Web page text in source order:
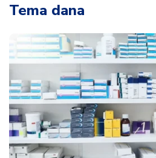
Tema dana